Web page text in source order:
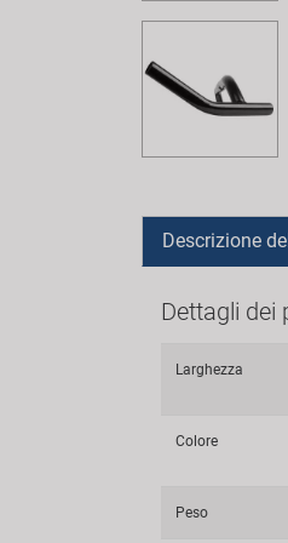
Descrizione
Dettagli dei
Larghezza
Colore
Peso